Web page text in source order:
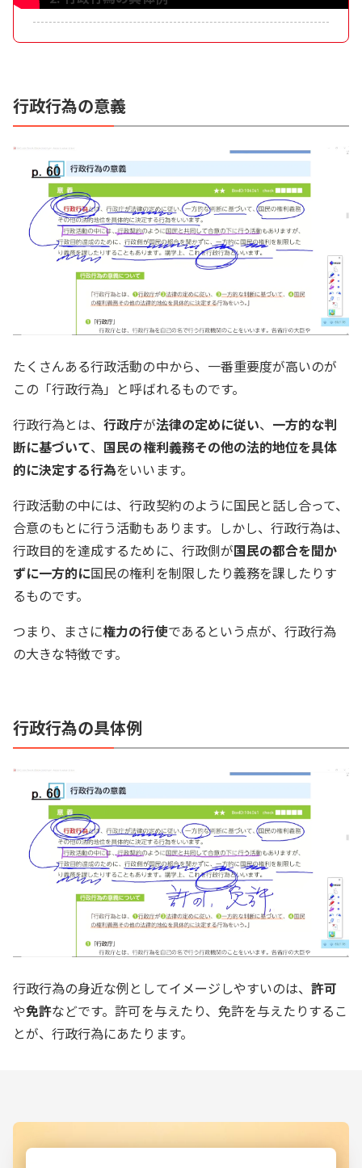
行政行為の意義
たくさんある行政活動の中から、一番重要度が高いのが
この「行政行為」と呼ばれるものです。
行政行為とは、行政庁が法律の定めに従い、 一方的な判
断に基づいて、 国民の権利義務その他の法的地位を具体
的に決定する行為をいいます。
行政活動の中には、行政契約のように国民と話し合って、
合意のもとに行う活動もあります。しかし、行政行為は、
行政目的を達成するために、行政側が国民の都合を聞か
ずに一方的に国民の権利を制限したり義務を課したりす
るものです。
つまり、まさに権力の行使であるという点が、行政行為
の大きな特徴です。
行政行為の具体例
行政行為の身近な例としてイメージしやすいのは、許可
や免許などです。許可を与えたり、免許を与えたりするこ
とが、行政行為にあたります。